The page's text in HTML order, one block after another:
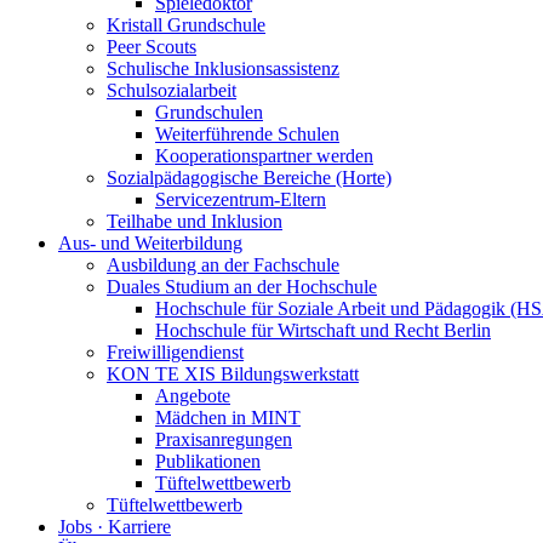
Kristall Grundschule
Peer Scouts
Schulische Inklusionsassistenz
Schulsozialarbeit
Grundschulen
Weiterführende Schulen
Kooperationspartner werden
Sozialpädagogische Bereiche (Horte)
Servicezentrum-Eltern
Teilhabe und Inklusion
Aus- und Weiterbildung
Ausbildung an der Fachschule
Duales Studium an der Hochschule
Hochschule für Soziale Arbeit und Pädagogik
Hochschule für Wirtschaft und Recht Berlin
Freiwilligendienst
KON TE XIS Bildungswerkstatt
Angebote
Mädchen in MINT
Praxisanregungen
Publikationen
Tüftelwettbewerb
Tüftelwettbewerb
Jobs · Karriere